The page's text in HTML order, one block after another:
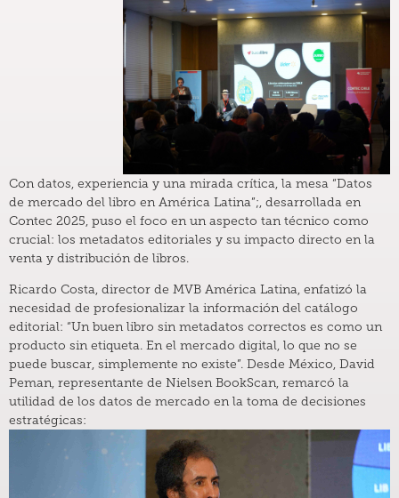
Con datos, experiencia y una mirada crítica, la mesa “Datos
de mercado del libro en América Latina”;, desarrollada en
Contec 2025, puso el foco en un aspecto tan técnico como
crucial: los metadatos editoriales y su impacto directo en la
venta y distribución de libros.
Ricardo Costa, director de MVB América Latina, enfatizó la
necesidad de profesionalizar la información del catálogo
editorial: “Un buen libro sin metadatos correctos es como un
producto sin etiqueta. En el mercado digital, lo que no se
puede buscar, simplemente no existe”. Desde México, David
Peman, representante de Nielsen BookScan, remarcó la
utilidad de los datos de mercado en la toma de decisiones
estratégicas: